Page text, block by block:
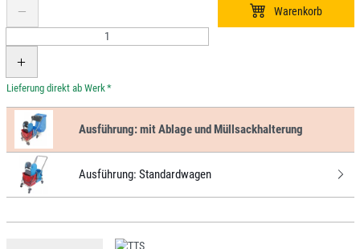
*
Ausführung:mit Ablage und Müllsackhalterung
Ausführung: Standardwagen